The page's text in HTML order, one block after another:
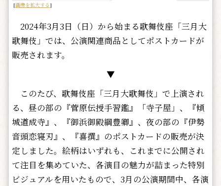
[画像を拡大する ]
2024年3月3日（日）から始まる歌舞伎座「三月大
歌舞伎」では、公演関連商品としてポストカードが
販売されます。
▼
このたび、歌舞伎座「三月大歌舞伎」で上演され
る、昼の部の『菅原伝授手習鑑』「寺子屋」、『傾
城道成寺』、『御浜御殿綱豊卿』、夜の部の『伊勢
音頭恋寝刃』、『喜撰』のポストカードの販売が決
定しました。絵柄はいずれも、これまでに公開され
て注目を集めていた、各演目の魅力が詰まった特別
ビジュアルを用いたもので、3月の公演期間中、各演